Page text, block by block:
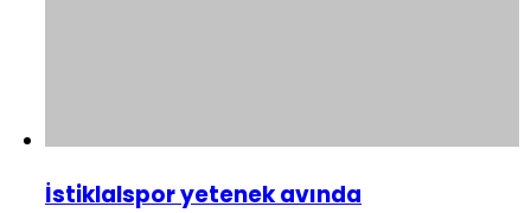
İstiklalspor yetenek avında